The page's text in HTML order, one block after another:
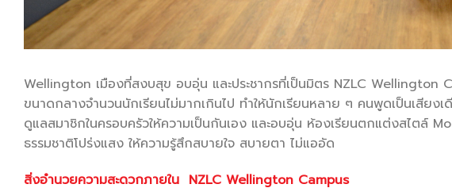
Wellington เมืองที่สงบสุข อบอุ่น และประชากรที่เป็นมิตร NZLC Wellington
ขนาดกลางจำนวนนักเรียนไม่มากเกินไป ทำให้นักเรียนหลาย ๆ คนพูดเป็นเสีย
ดูแลสมาชิกในครอบครัวให้ความเป็นกันเอง และอบอุ่น ห้องเรียนตกแต่งสไตล์
ธรรมชาติโปร่งแสง ให้ความรู้สึกสบายใจ สบายตา ไม่แออัด
สิ่งอำนวยความสะดวกภายใน NZLC Wellington Campus